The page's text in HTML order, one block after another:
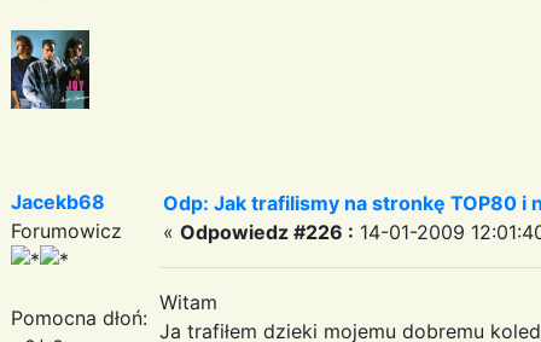
Jacekb68
Forumowicz
Pomocna dłoń:
Odp: Jak trafilismy na stronkę TOP80 i
« Odpowiedz #226 : 14-01-2009
Witam
Ja trafiłem dzieki mojemu dobremu